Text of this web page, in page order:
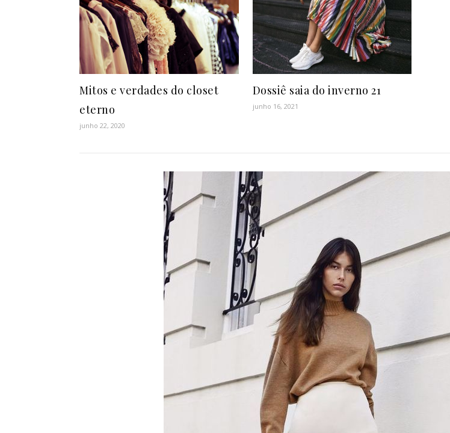
Mitos e verdades do closet
eterno
junho 22, 2020
Dossiê saia do inverno 21
junho 16, 2021